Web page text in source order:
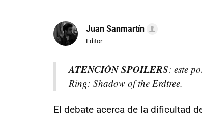
Juan Sanmartín
Editor
ATENCIÓN SPOILERS: este
Ring: Shadow of the Erdtree.
El debate acerca de la dificultad